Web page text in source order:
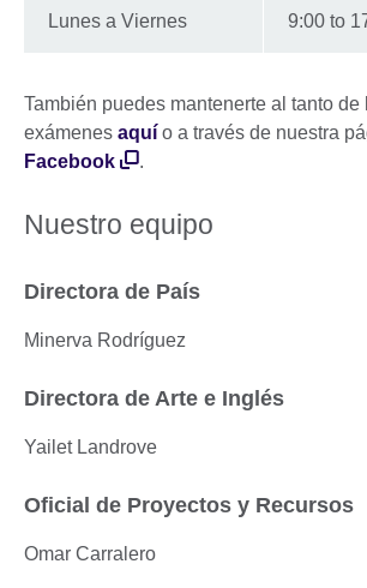
Lunes a Viernes 9:00 to
También puedes mantenerte al tanto
exámenes aquí o a través de nuestra
Facebook
.
Nuestro equipo
Directora de País
Minerva Rodríguez
Directora de Arte e Inglés
Yailet Landrove
Oficial de Proyectos y Recursos
Omar Carralero